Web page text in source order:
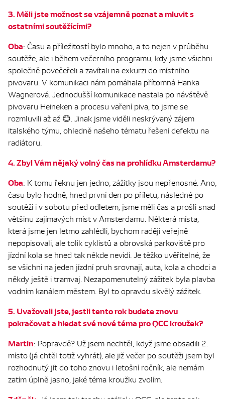
3. Měli jste možnost se vzájemně poznat a mluvit s
ostatními soutěžícími?
Oba: Času a příležitostí bylo mnoho, a to nejen v průběhu
soutěže, ale i během večerního programu, kdy jsme všichni
společně povečeřeli a zavítali na exkurzi do místního
pivovaru. V komunikaci nám pomáhala přítomná Hanka
Wagnerová. Jednodušší komunikace nastala po návštěvě
pivovaru Heineken a procesu vaření piva, to jsme se
rozmluvili až až 😊. Jinak jsme viděli neskrývaný zájem
italského týmu, ohledně našeho tématu řešení defektu na
radiátoru.
4. Zbyl Vám nějaký volný čas na prohlídku Amsterdamu?
Oba: K tomu řeknu jen jedno, zážitky jsou nepřenosné. Ano,
času bylo hodně, hned první den po příletu, následně po
soutěži i v sobotu před odletem, jsme měli čas a prošli snad
většinu zajímavých míst v Amsterdamu. Některá místa,
která jsme jen letmo zahlédli, bychom raději veřejně
nepopisovali, ale tolik cyklistů a obrovská parkoviště pro
jízdní kola se hned tak někde nevidí. Je těžko uvěřitelné, že
se všichni na jeden jízdní pruh srovnají, auta, kola a chodci a
někdy ještě i tramvaj. Nezapomenutelný zážitek byla plavba
vodním kanálem městem. Byl to opravdu skvělý zážitek.
5. Uvažovali jste, jestli tento rok budete znovu
pokračovat a hledat své nové téma pro QCC kroužek?
Martin: Popravdě? Už jsem nechtěl, když jsme obsadili 2.
místo (já chtěl totiž vyhrát), ale již večer po soutěži jsem byl
rozhodnutý jít do toho znovu i letošní ročník, ale nemám
zatím úplně jasno, jaké téma kroužku zvolím.